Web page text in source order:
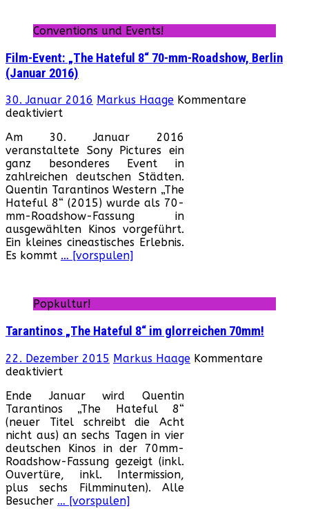
Conventions und Events!
Film-Event: „The Hateful 8“ 70-mm-Roadshow, Berlin
(Januar 2016)
30. Januar 2016 Markus Haage Kommentare
deaktiviertfür
Event:
„The
Hateful
8“
70-
mm-
Roadshow,
Berlin
(Januar
2016)
Am 30. Januar 2016
veranstaltete Sony Pictures ein
ganz besonderes Event in
zahlreichen deutschen Städten.
Quentin Tarantinos Western „The
Hateful 8“ (2015) wurde als 70-
mm-Roadshow-Fassung in
ausgewählten Kinos vorgeführt.
Ein kleines cineastisches Erlebnis.
Es kommt … [vorspulen]
Popkultur!
Tarantinos „The Hateful 8“ im glorreichen 70mm!
22. Dezember 2015 Markus Haage Kommentare
deaktiviertfür
„The
Hateful
8“
im
glorreichen
70mm!
Ende Januar wird Quentin
Tarantinos „The Hateful 8“
(neuer Titel schreibt die Acht
nicht aus) an sechs Tagen in vier
deutschen Kinos in der 70mm-
Roadshow-Fassung gezeigt (inkl.
Ouvertüre, inkl. Intermission,
plus sechs Filmminuten). Alle
Besucher … [vorspulen]